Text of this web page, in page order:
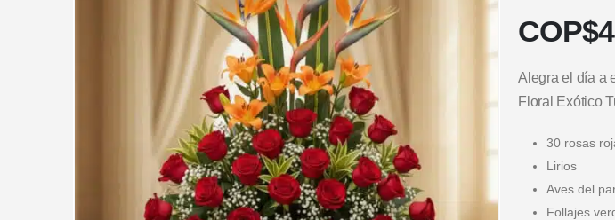
COP$
Alegra el día a
Floral Exótico
30 rosas
Lirios
Aves del
Follajes